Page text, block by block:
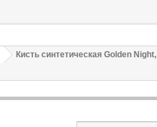
Кисть синтетическая Golden